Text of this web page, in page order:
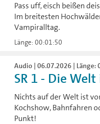
Pass uff, eisch beißen
Im breitesten
Vampiralltag.
Länge: 00:01:50
Audio | 06.07.2026 | Länge:
SR 1 - Die
Nichts auf der Welt ist
Kochshow, Bahnfahren
Punkt!